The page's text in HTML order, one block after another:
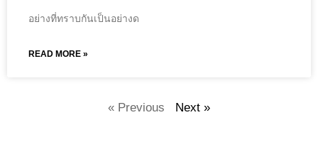
อย่างที่ทราบกันเป็นอย่างด
READ MORE »
« Previous Next »